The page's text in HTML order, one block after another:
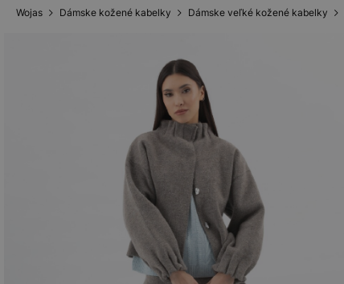
Wojas Dámske kožené kabelky Dámske veľké kožené kabelky